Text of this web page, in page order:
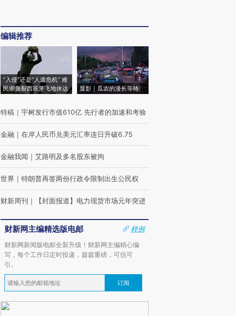
编辑推荐
“入侵”还是“人道危机” 难
民潮撕裂西班牙飞地休达
显影｜瓜农的漫长等待
特稿 ｜ 宇树发行市值610亿 先行者的加速和考验
金融 ｜ 在岸人民币兑美元汇率连日升破6.75
金融我闻 ｜ 艾路明及多名股东被拘
世界 ｜ 特朗普再签两份行政令限制出生公民权
财新周刊 ｜ 【封面报道】电力现货市场元年突进
财新网主编精选版电邮
样例
财新网新闻版电邮全新升级！财新网主编精心编
写，每个工作日定时投递，篇篇重磅，可信可
引。
订阅